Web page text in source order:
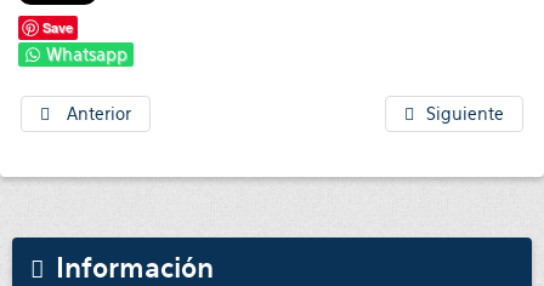
Save
Whatsapp
Anterior Siguiente
Información